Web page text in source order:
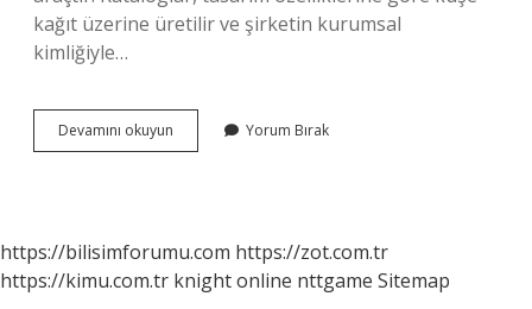
kağıt üzerine üretilir ve şirketin kurumsal
kimliğiyle…
Devamını okuyun
Yapmak
Yorum Bırak
https://bilisimforumu.com https://zot.com.tr
https://kimu.com.tr knight online nttgame Sitemap